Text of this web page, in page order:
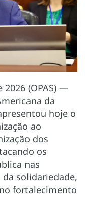
2026 (OPAS) —
da
hoje o
ao
dos
os
nas
solidariedade,
fortalecimento